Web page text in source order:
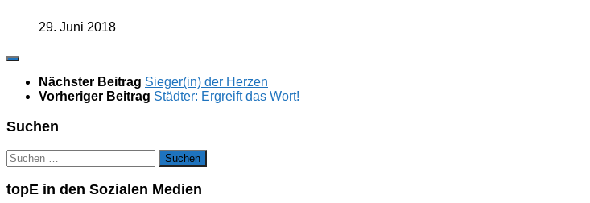
29. Juni 2018
Nächster Beitrag Sieger(in) der Herzen
Vorheriger Beitrag Städter: Ergreift das Wort!
Suchen
Suchen
nach:
topE in den Sozialen Medien